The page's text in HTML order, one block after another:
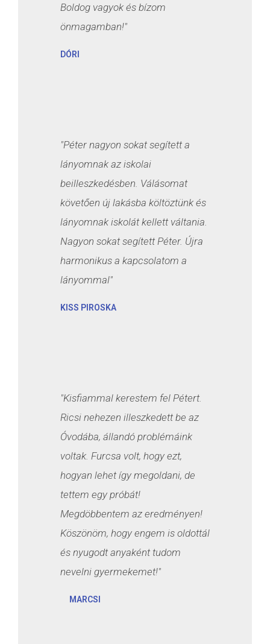
Boldog vagyok és bízom
önmagamban!"
DÓRI
"Péter nagyon sokat segített a
lányomnak az iskolai
beilleszkedésben. Válásomat
követően új lakásba költöztünk és
lányomnak iskolát kellett váltania.
Nagyon sokat segített Péter. Újra
harmonikus a kapcsolatom a
lányommal"
KISS PIROSKA
"Kisfiammal kerestem fel Pétert.
Ricsi nehezen illeszkedett be az
Óvodába, állandó problémáink
voltak. Furcsa volt, hogy ezt,
hogyan lehet így megoldani, de
tettem egy próbát!
Megdöbbentem az eredményen!
Köszönöm, hogy engem is oldottál
és nyugodt anyaként tudom
nevelni gyermekemet!"
MARCSI